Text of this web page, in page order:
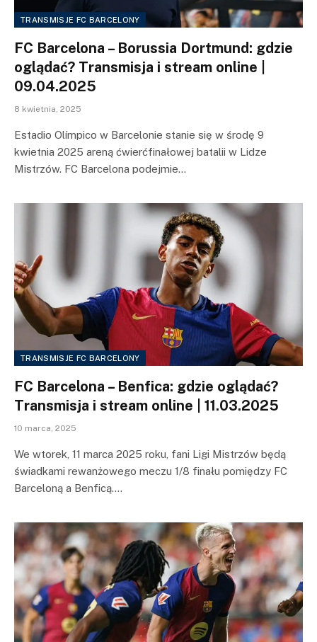
TRANSMISJE FC BARCELONY
FC Barcelona – Borussia Dortmund: gdzie
oglądać? Transmisja i stream online |
09.04.2025
8 kwietnia, 2025
Estadio Olímpico w Barcelonie stanie się w środę 9
kwietnia 2025 areną ćwierćfinałowej batalii w Lidze
Mistrzów. FC Barcelona podejmie…
TRANSMISJE FC BARCELONY
FC Barcelona – Benfica: gdzie oglądać?
Transmisja i stream online | 11.03.2025
10 marca, 2025
We wtorek, 11 marca 2025 roku, fani Ligi Mistrzów będą
świadkami rewanżowego meczu 1/8 finału pomiędzy FC
Barceloną a Benficą.…